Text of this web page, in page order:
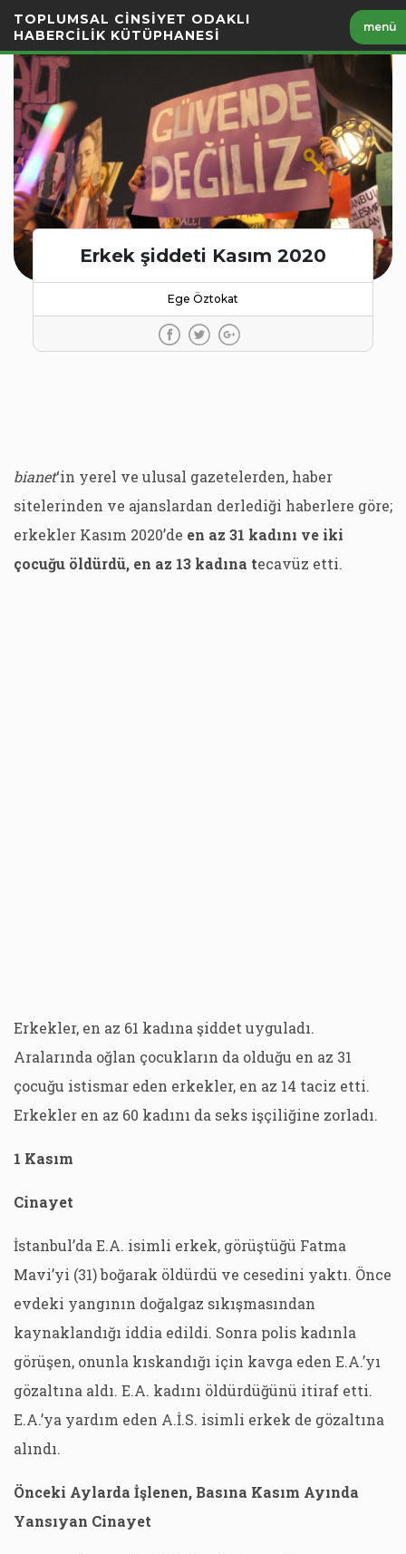
Geç
TOPLUMSAL CİNSİYET ODAKLI
HABERCİLİK KÜTÜPHANESİ
menü
Erkek şiddeti Kasım 2020
Ege Öztokat
bianet‘in yerel ve ulusal gazetelerden, haber
sitelerinden ve ajanslardan derlediği haberlere göre;
erkekler Kasım 2020’de en az 31 kadını ve iki
çocuğu öldürdü, en az 13 kadına tecavüz etti.
Erkekler, en az 61 kadına şiddet uyguladı.
Aralarında oğlan çocukların da olduğu en az 31
çocuğu istismar eden erkekler, en az 14 taciz etti.
Erkekler en az 60 kadını da seks işçiliğine zorladı.
1 Kasım
Cinayet
İstanbul’da E.A. isimli erkek, görüştüğü Fatma
Mavi’yi (31) boğarak öldürdü ve cesedini yaktı. Önce
evdeki yangının doğalgaz sıkışmasından
kaynaklandığı iddia edildi. Sonra polis kadınla
görüşen, onunla kıskandığı için kavga eden E.A.’yı
gözaltına aldı. E.A. kadını öldürdüğünü itiraf etti.
E.A.’ya yardım eden A.İ.S. isimli erkek de gözaltına
alındı.
Önceki Aylarda İşlenen, Basına Kasım Ayında
Yansıyan Cinayet